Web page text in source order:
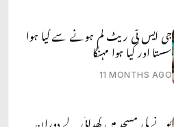
جی ایس ٹی ریٹ کم ہونے سے کیا ہوا
سستا اور کیا ہوا مہنگا
11 MONTHS AGO